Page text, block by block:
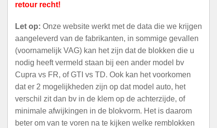
retour recht!
Let op: Onze website werkt met de data die we krijgen
aangeleverd van de fabrikanten, in sommige gevallen
(voornamelijk VAG) kan het zijn dat de blokken die u
nodig heeft vermeld staan bij een ander model bv
Cupra vs FR, of GTI vs TD. Ook kan het voorkomen
dat er 2 mogelijkheden zijn op dat model auto, het
verschil zit dan bv in de klem op de achterzijde, of
minimale afwijkingen in de blokvorm. Het is daarom
beter om van te voren na te kijken welke remblokken